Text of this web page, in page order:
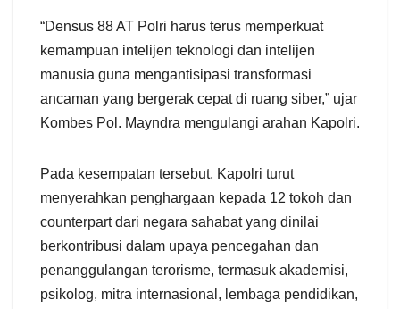
“Densus 88 AT Polri harus terus memperkuat
kemampuan intelijen teknologi dan intelijen
manusia guna mengantisipasi transformasi
ancaman yang bergerak cepat di ruang siber,” ujar
Kombes Pol. Mayndra mengulangi arahan Kapolri.
Pada kesempatan tersebut, Kapolri turut
menyerahkan penghargaan kepada 12 tokoh dan
counterpart dari negara sahabat yang dinilai
berkontribusi dalam upaya pencegahan dan
penanggulangan terorisme, termasuk akademisi,
psikolog, mitra internasional, lembaga pendidikan,